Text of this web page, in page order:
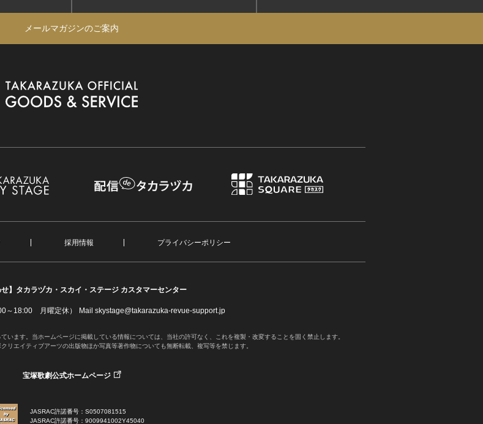
メールマガジンのご案内
採用情報 プライバシーポリシー
】 タカラヅカ・スカイ・ステージ カスタマーセンター
～18:00 月曜定休） Mail skystage@takarazuka-revue-support.jp
います。当ホームページに掲載している情報については、当社の許可なく、これを複製・改変することを固く禁止します。
リエイティブアーツの出版物ほか写真等著作物についても無断転載、複写等を禁じます。
宝塚歌劇公式ホームページ
JASRAC許諾番号：S0507081515
JASRAC許諾番号：9009941002Y45040